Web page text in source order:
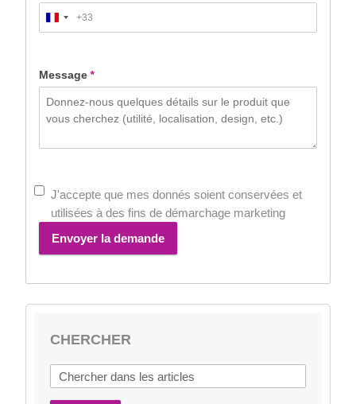
France
+33
+33
Message*
J'accepte que mes donnés soient conservées et
utilisées à des fins de démarchage marketing
Envoyer la demande
CHERCHER